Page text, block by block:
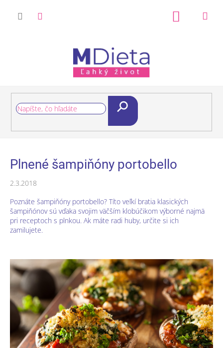
Nákupný
Plnené šampiňóny portobello
2.3.2018
Poznáte šampiňóny portobello? Títo veľkí bratia klasických
šampiňónov sú vďaka svojim väčším klobúčikom výborné najmä
pri receptoch s plnkou. Ak máte radi huby, určite si ich
zamilujete.